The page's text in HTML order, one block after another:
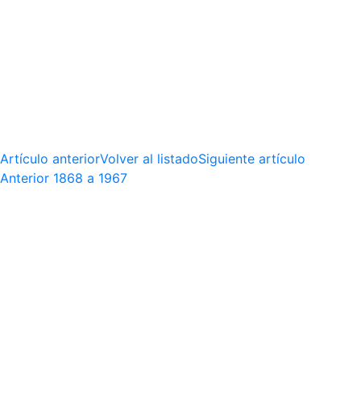
Artículo anteriorVolver al listadoSiguiente artículo
Anterior 1868 a 1967